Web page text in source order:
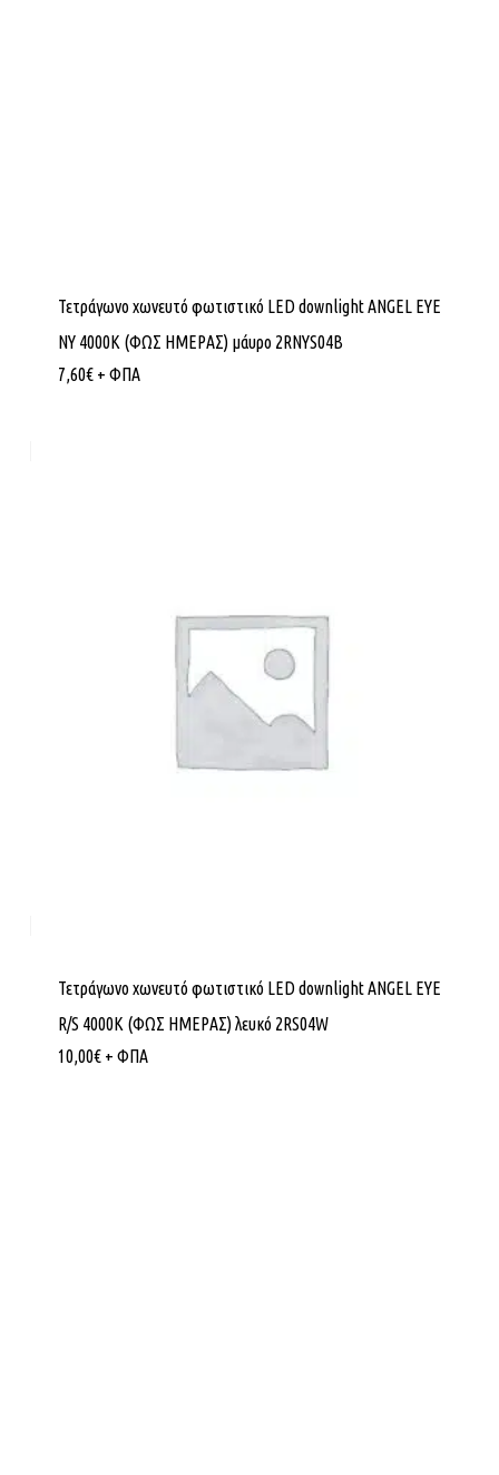
Τετράγωνο χωνευτό φωτιστικό LED downlight ANGEL EYE
NY 4000K (ΦΩΣ ΗΜΕΡΑΣ) μάυρο 2RNYS04B
7,60€ + ΦΠΑ
Τετράγωνο χωνευτό φωτιστικό LED downlight ANGEL EYE
R/S 4000K (ΦΩΣ ΗΜΕΡΑΣ) λευκό 2RS04W
10,00€ + ΦΠΑ